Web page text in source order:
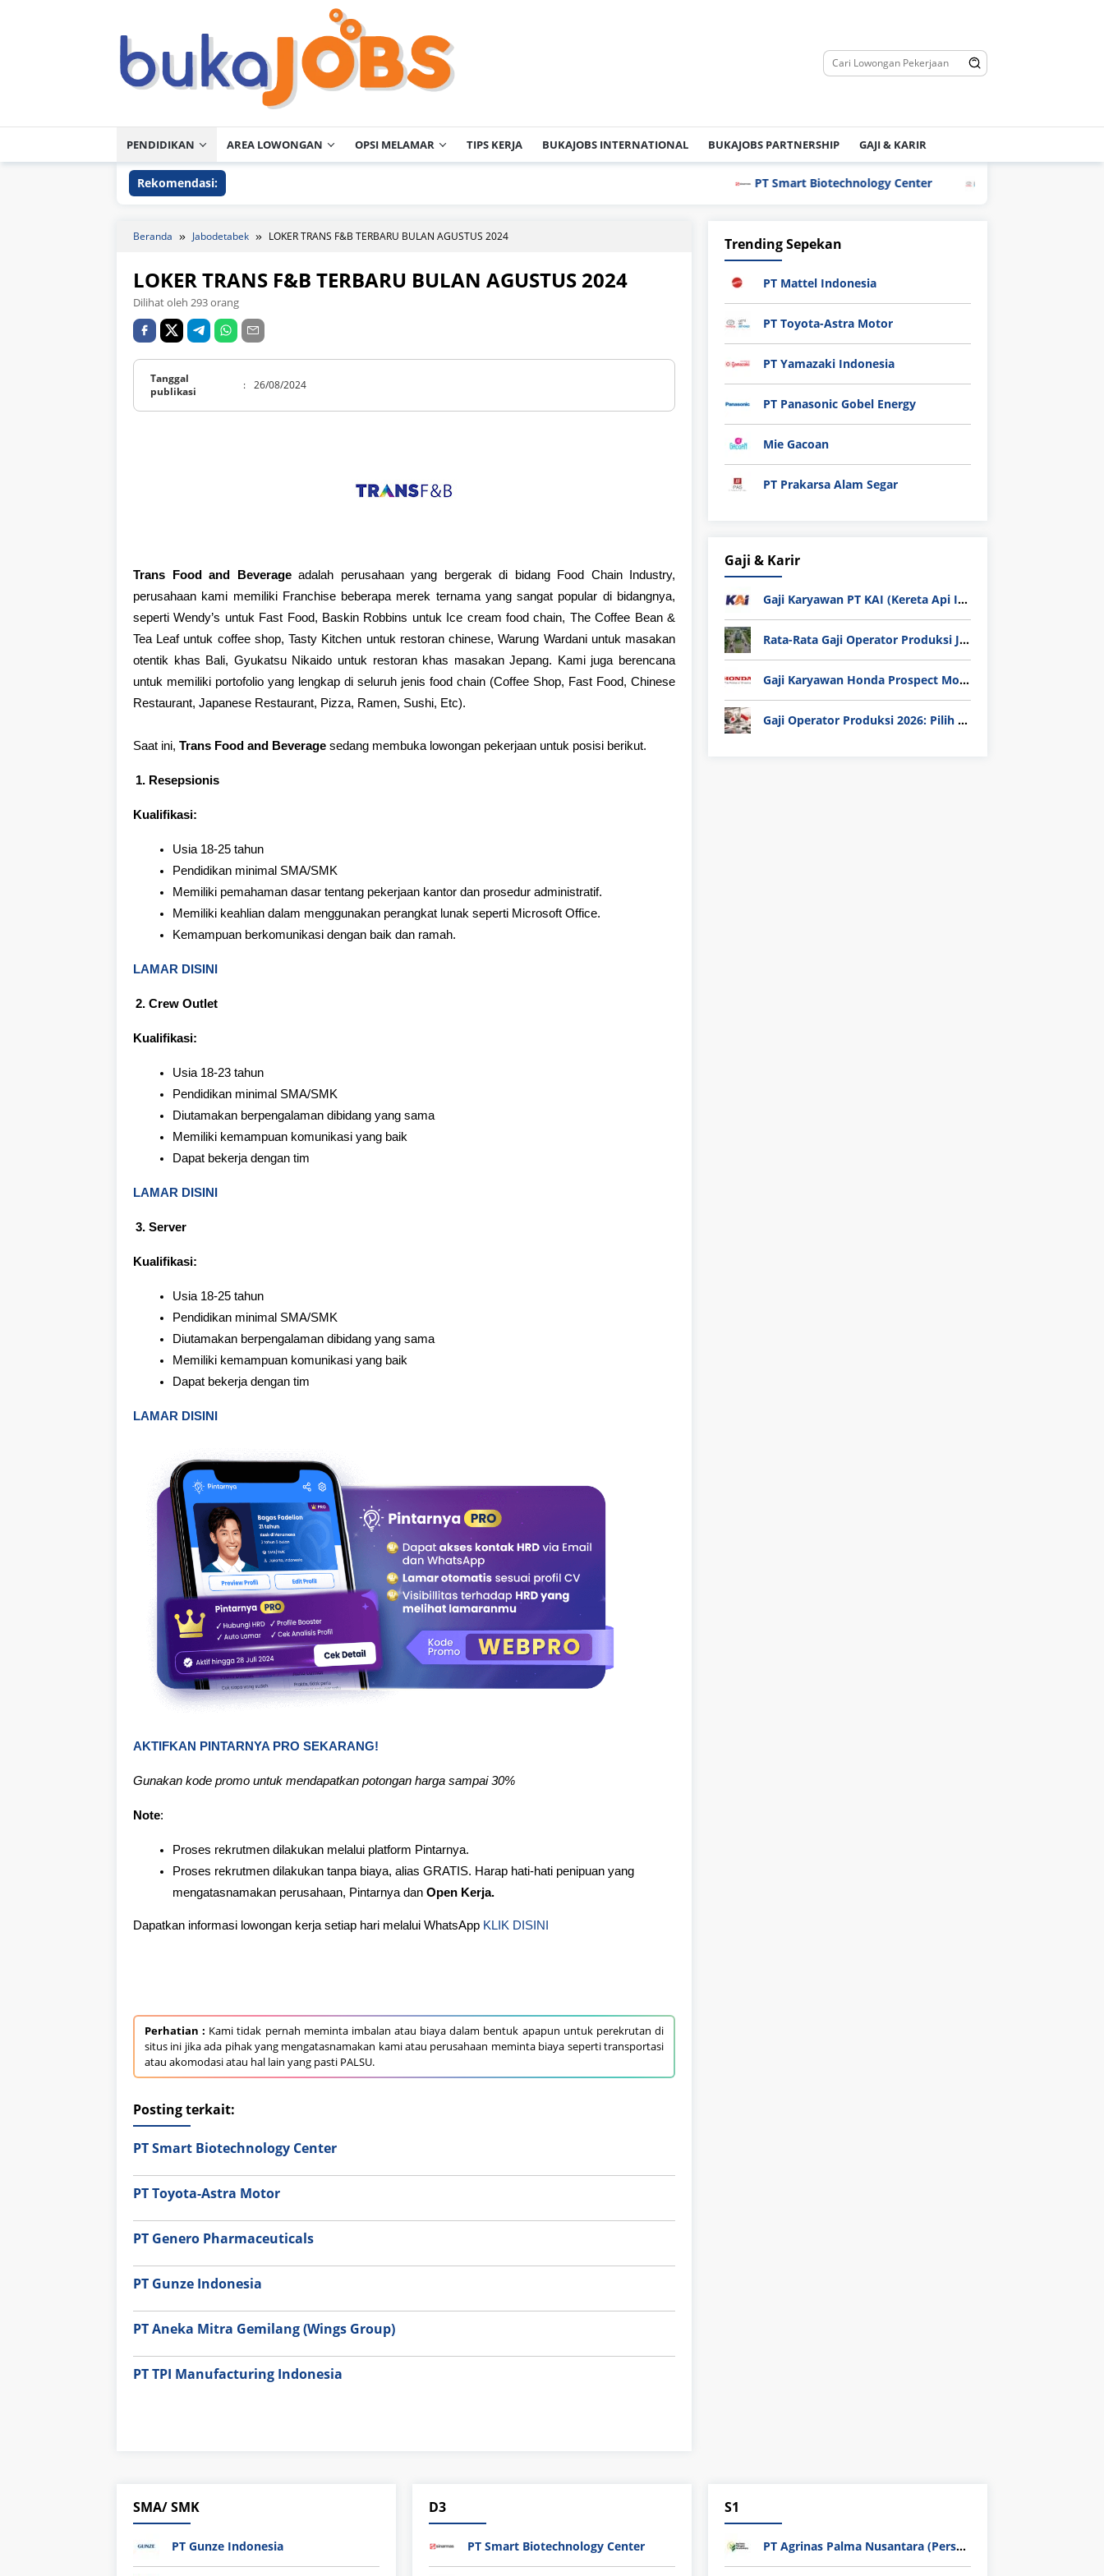
PENDIDIKAN AREA LOWONGAN OPSI MELAMAR TIPS KERJA BUKAJOBS INTERNATIONAL BUKAJOBS PARTNERSHIP GAJI & KARIR
Rekomendasi: PT Smart Biotechnology Center PT Toyota-Astra Motor
Beranda Jabodetabek LOKER TRANS F&B TERBARU BULAN AGUSTUS 2024
LOKER TRANS F&B TERBARU BULAN AGUSTUS 2024
Dilihat oleh 293 orang
Tanggal
publikasi
: 26/08/2024
Trans Food and Beverage adalah perusahaan yang bergerak di bidang Food Chain Industry,
perusahaan kami memiliki Franchise beberapa merek ternama yang sangat popular di bidangnya,
seperti Wendy’s untuk Fast Food, Baskin Robbins untuk Ice cream food chain, The Coffee Bean &
Tea Leaf untuk coffee shop, Tasty Kitchen untuk restoran chinese, Warung Wardani untuk masakan
otentik khas Bali, Gyukatsu Nikaido untuk restoran khas masakan Jepang. Kami juga berencana
untuk memiliki portofolio yang lengkap di seluruh jenis food chain (Coffee Shop, Fast Food, Chinese
Restaurant, Japanese Restaurant, Pizza, Ramen, Sushi, Etc).
Saat ini, Trans Food and Beverage sedang membuka lowongan pekerjaan untuk posisi berikut.
Resepsionis
Kualifikasi:
Usia 18-25 tahun
Pendidikan minimal SMA/SMK
Memiliki pemahaman dasar tentang pekerjaan kantor dan prosedur administratif.
Memiliki keahlian dalam menggunakan perangkat lunak seperti Microsoft Office.
Kemampuan berkomunikasi dengan baik dan ramah.
LAMAR DISINI
Crew Outlet
Kualifikasi:
Usia 18-23 tahun
Pendidikan minimal SMA/SMK
Diutamakan berpengalaman dibidang yang sama
Memiliki kemampuan komunikasi yang baik
Dapat bekerja dengan tim
LAMAR DISINI
Server
Kualifikasi:
Usia 18-25 tahun
Pendidikan minimal SMA/SMK
Diutamakan berpengalaman dibidang yang sama
Memiliki kemampuan komunikasi yang baik
Dapat bekerja dengan tim
LAMAR DISINI
AKTIFKAN PINTARNYA PRO SEKARANG!
Gunakan kode promo untuk mendapatkan potongan harga sampai 30%
Note:
Proses rekrutmen dilakukan melalui platform Pintarnya.
Proses rekrutmen dilakukan tanpa biaya, alias GRATIS. Harap hati-hati penipuan yang
mengatasnamakan perusahaan, Pintarnya dan Open Kerja.
Dapatkan informasi lowongan kerja setiap hari melalui WhatsApp KLIK DISINI
Perhatian : Kami tidak pernah meminta imbalan atau biaya dalam bentuk apapun untuk perekrutan di
situs ini jika ada pihak yang mengatasnamakan kami atau perusahaan meminta biaya seperti transportasi
atau akomodasi atau hal lain yang pasti PALSU.
Posting terkait:
PT Smart Biotechnology Center
PT Toyota-Astra Motor
PT Genero Pharmaceuticals
PT Gunze Indonesia
PT Aneka Mitra Gemilang (Wings Group)
PT TPI Manufacturing Indonesia
Trending Sepekan
PT Mattel Indonesia
PT Toyota-Astra Motor
PT Yamazaki Indonesia
PT Panasonic Gobel Energy
Mie Gacoan
PT Prakarsa Alam Segar
Gaji & Karir
Gaji Karyawan PT KAI (Kereta Api Indonesia) Update 2025
Rata-Rata Gaji Operator Produksi Jabodetabek 2025: Bedah Tuntas UMK, Lemburan, dan Realita Hidup Buruh
Gaji Karyawan Honda Prospect Motor Semua Divisi
Gaji Operator Produksi 2026: Pilih PT Astra Honda Motor (AHM) atau Manufaktur di Jepang?
SMA/ SMK
PT Gunze Indonesia
D3
PT Smart Biotechnology Center
S1
PT Agrinas Palma Nusantara (Persero)